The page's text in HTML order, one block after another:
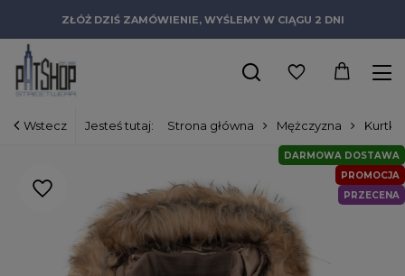
ZŁÓŻ DZIŚ ZAMÓWIENIE, WYŚLEMY W CIĄGU 2 DNI
Wstecz Jesteś tutaj: Strona główna Mężczyzna Kurtki
PROMOCJA
PRZECENA
DARMOWA DOSTAWA